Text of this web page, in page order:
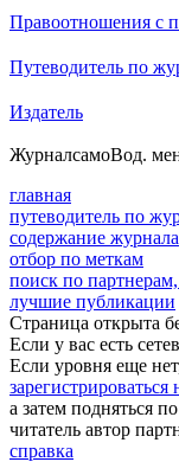
Правоотношения с
Путеводитель по
Издатель
ЖурналсамоВод.
главная
путеводитель по
содержание журнала
отбор по меткам
поиск по
лучшие публикации
Страница открыта
Если у вас есть
Если уровня еще
зарегистрироваться
а затем подняться
читатель автор
справка